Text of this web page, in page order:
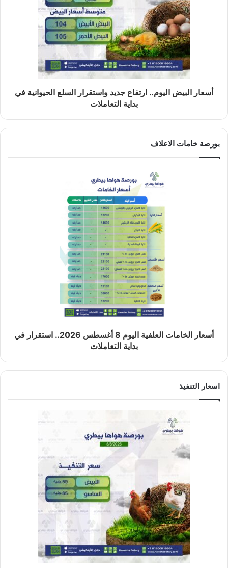
أسعار البيض اليوم.. ارتفاع جديد واستقرار السلع الحيوانية في
بداية التعاملات
بورصة خامات الاعلاف
أسعار الخامات العلفية اليوم 8 أغسطس 2026.. استقرار في
بداية التعاملات
اسعار التنفيذ